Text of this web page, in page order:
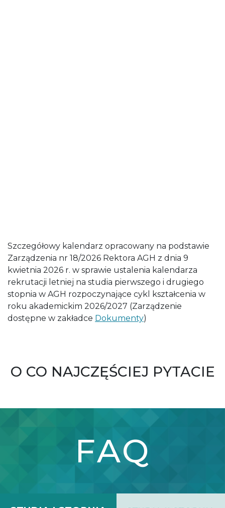
Szczegółowy kalendarz opracowany na podstawie
Zarządzenia nr 18/2026 Rektora AGH z dnia 9
kwietnia 2026 r. w sprawie ustalenia kalendarza
rekrutacji letniej na studia pierwszego i drugiego
stopnia w AGH rozpoczynające cykl kształcenia w
roku akademickim 2026/2027 (Zarządzenie
dostępne w zakładce Dokumenty)
O CO NAJCZĘŚCIEJ PYTACIE
FAQ